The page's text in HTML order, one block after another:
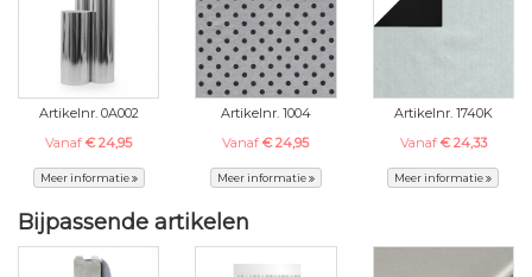
Artikelnr. 0A002
Vanaf€ 24,95
Meer informatie
Artikelnr. 1004
Vanaf€ 24,95
Meer informatie
Artikelnr. 1740K
Vanaf € 24,33
Meer informatie
Bijpassende artikelen